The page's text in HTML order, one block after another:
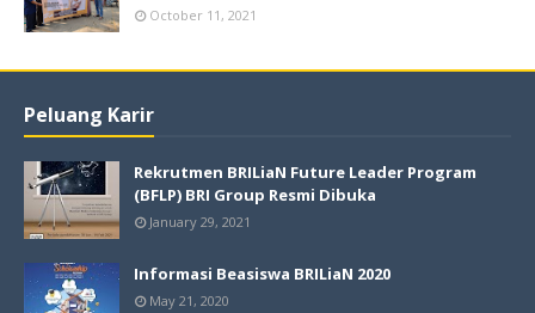
October 11, 2021
Peluang Karir
Rekrutmen BRILiaN Future Leader Program
(BFLP) BRI Group Resmi Dibuka
January 29, 2021
Informasi Beasiswa BRILiaN 2020
May 21, 2020